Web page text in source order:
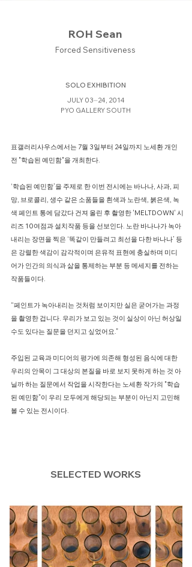
ROH Sean
Forced Sensitiveness
SOLO EXHIBITION
JULY 03⏤24, 2014
PYO GALLERY SOUTH
표갤러리사우스에서는 7월 3일부터 24일까지 노세환 개인
전 "학습된 예민함"을 개최한다.
‘학습된 예민함’을 주제로 한 이번 전시에는 바나나, 사과, 피
망, 브로콜리, 생수 같은 소품들을 흰색과 노란색, 붉은색, 녹
색 페인트 통에 담갔다 건져 올린 후 촬영한 'MELTDOWN' 시
리즈 10여점과 설치작품 등을 선보인다. 노란 바나나가 녹아
내리는 장면을 찍은 ‘똑같이 만들려고 최선을 다한 바나나’ 등
은 강렬한 색감이 감각적이며 은유적 표현에 충실하며 미디
어가 인간의 의식과 삶을 통제하는 부분 등 메세지를 전하는
작품들이다.
“페인트가 녹아내리는 것처럼 보이지만 실은 굳어가는 과정
을 촬영한 겁니다. 우리가 보고 있는 것이 실상이 아닌 허상일
수도 있다는 질문을 던지고 싶었어요.”
주입된 교육과 미디어의 평가에 의존해 형성된 음식에 대한
우리의 안목이 그 대상의 본질을 바로 보지 못하게 하는 것 아
닐까 하는 질문에서 작업을 시작한다는 노세환 작가의 "학습
된 예민함”이 우리 모두에게 해당되는 부분이 아닌지 고민해
볼 수 있는 전시이다.
SELECTED WORKS